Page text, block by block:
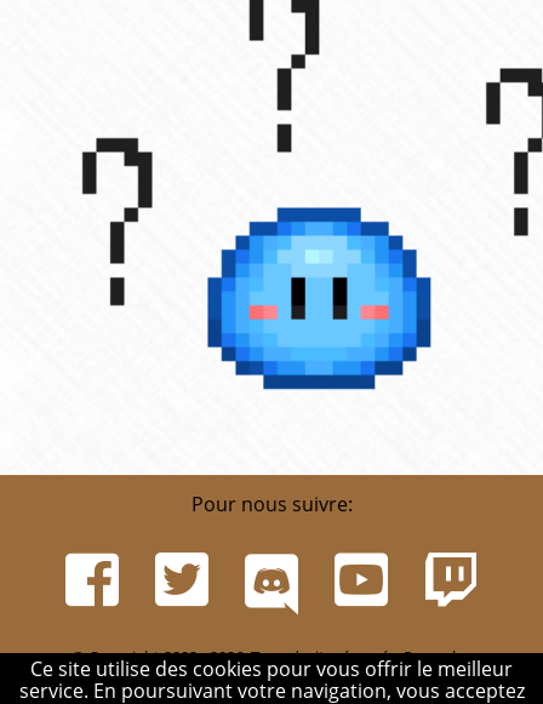
Pour nous suivre:
© Copyright 2002 - 2026. Tous droits réservés. Pour plus
d'informations, rendez-vous sur la page Infos.
Ce site utilise des cookies pour vous offrir le meilleur
service. En poursuivant votre navigation, vous acceptez